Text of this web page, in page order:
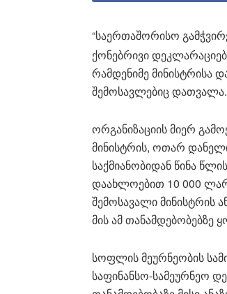
“საერთაშორისო
ქონებრივი
რამდენიმე მინისტრისა
შემოსავლებიც დათვალა.
ორგანიზაციის მიერ
მინისტრის, ოთარ
საქმიანობიდან წინა
დაახლოებით 10 000
შემოსავალი მინისტრის
მის ამ თანამდებობებზე
სოფლის მეურნეობის
საფინანსო-სამეურნეო